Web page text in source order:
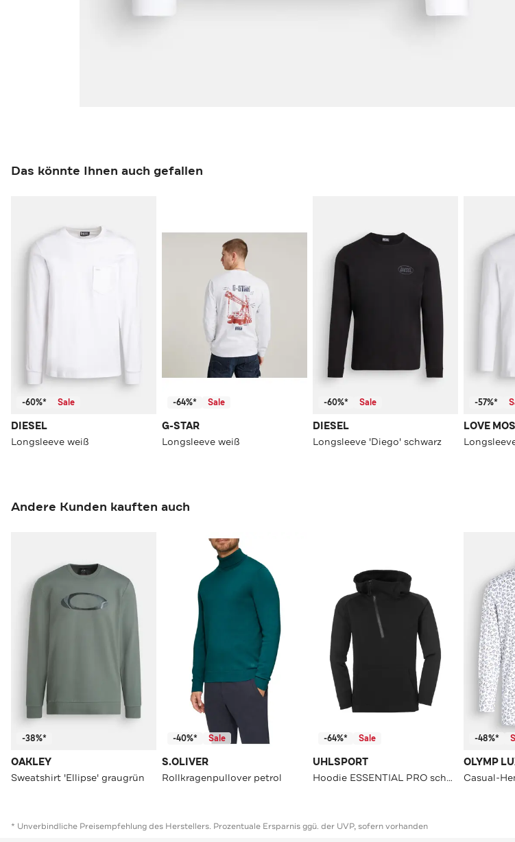
Das könnte Ihnen auch gefallen
-60%* Sale
DIESEL
Longsleeve weiß
-64%* Sale
G-STAR
Longsleeve weiß
-60%* Sale
DIESEL
Longsleeve 'Diego' schwarz
-57%*
LOVE
Andere Kunden kauften auch
-38%*
OAKLEY
Sweatshirt 'Ellipse' graugrün
-40%* Sale
S.OLIVER
Rollkragenpullover petrol
-64%* Sale
UHLSPORT
Hoodie ESSENTIAL PRO schwarz
-48%*
OLYMP
Casual-
* Unverbindliche Preisempfehlung des Herstellers. Prozentuale Ersparnis ggü. der UVP, sofern vorhanden